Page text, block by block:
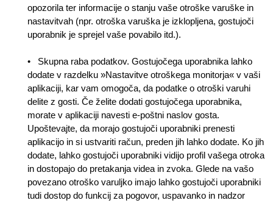
opozorila ter informacije o stanju vaše otroške varuške in
nastavitvah (npr. otroška varuška je izklopljena, gostujoči
uporabnik je sprejel vaše povabilo itd.).
• Skupna raba podatkov. Gostujočega uporabnika lahko
dodate v razdelku »Nastavitve otroškega monitorja« v vaši
aplikaciji, kar vam omogoča, da podatke o otroški varuhi
delite z gosti. Če želite dodati gostujočega uporabnika,
morate v aplikaciji navesti e-poštni naslov gosta.
Upoštevajte, da morajo gostujoči uporabniki prenesti
aplikacijo in si ustvariti račun, preden jih lahko dodate. Ko jih
dodate, lahko gostujoči uporabniki vidijo profil vašega otroka
in dostopajo do pretakanja videa in zvoka. Glede na vašo
povezano otroško varuljko imajo lahko gostujoči uporabniki
tudi dostop do funkcij za pogovor, uspavanko in nadzor